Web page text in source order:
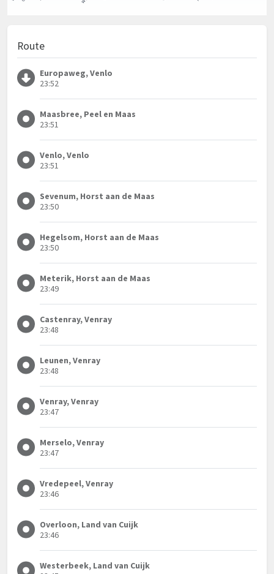
Route
Europaweg, Venlo
23:52
Maasbree, Peel en Maas
23:51
Venlo, Venlo
23:51
Sevenum, Horst aan de Maas
23:50
Hegelsom, Horst aan de Maas
23:50
Meterik, Horst aan de Maas
23:49
Castenray, Venray
23:48
Leunen, Venray
23:48
Venray, Venray
23:47
Merselo, Venray
23:47
Vredepeel, Venray
23:46
Overloon, Land van Cuijk
23:46
Westerbeek, Land van Cuijk